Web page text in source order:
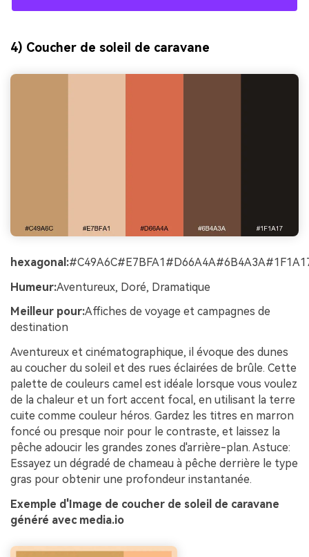
4) Coucher de soleil de caravane
hexagonal:
Humeur:Aventureux, Doré, Dramatique
Meilleur pour:Affiches de voyage et campagnes de
destination
Aventureux et cinématographique, il évoque des dunes
au coucher du soleil et des rues éclairées de brûle. Cette
palette de couleurs camel est idéale lorsque vous voulez
de la chaleur et un fort accent focal, en utilisant la terre
cuite comme couleur héros. Gardez les titres en marron
foncé ou presque noir pour le contraste, et laissez la
pêche adoucir les grandes zones d'arrière-plan. Astuce:
Essayez un dégradé de chameau à pêche derrière le type
gras pour obtenir une profondeur instantanée.
Exemple d'Image de coucher de soleil de caravane
généré avec media.io
gratuit!